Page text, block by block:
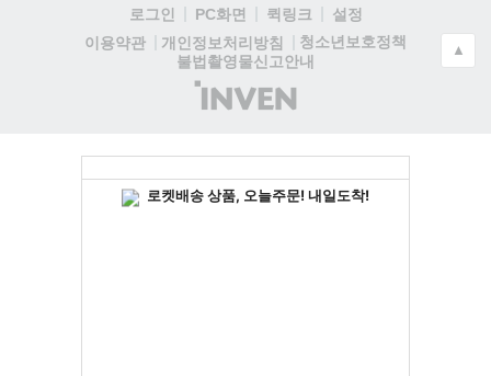
로그인 PC화면 퀵링크
설정
이용약관
개인정보처리방침
청소년보호정책
불법촬영물신고안내
(주)
인
▲